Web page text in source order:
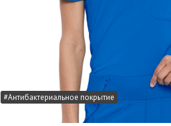
#Антибактериальное покрытие